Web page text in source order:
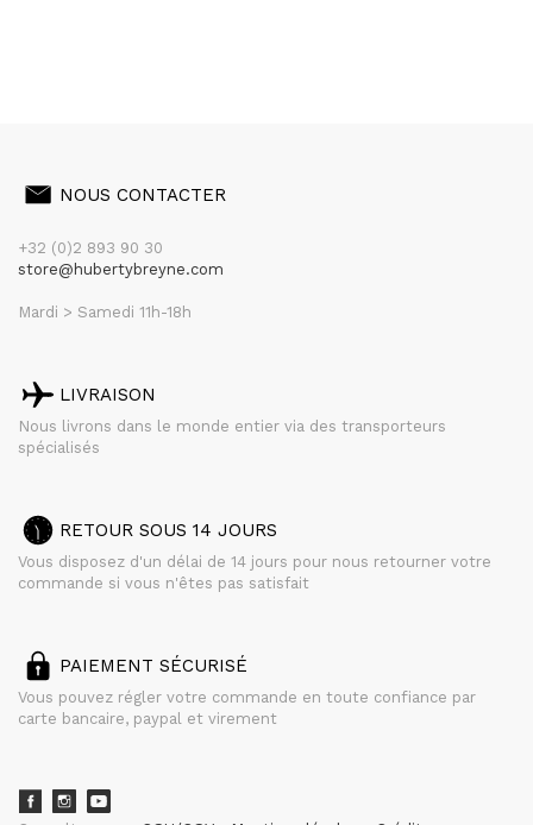
NOUS CONTACTER
+32 (0)2 893 90 30
store@hubertybreyne.com
Mardi > Samedi 11h-18h
LIVRAISON
Nous livrons dans le monde entier via des transporteurs
spécialisés
RETOUR SOUS 14 JOURS
Vous disposez d'un délai de 14 jours pour nous retourner votre
commande si vous n'êtes pas satisfait
PAIEMENT SÉCURISÉ
Vous pouvez régler votre commande en toute confiance par
carte bancaire, paypal et virement